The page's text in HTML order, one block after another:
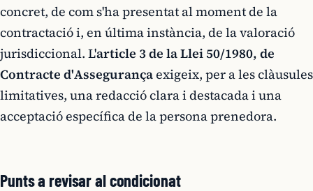
concret, de com s'ha presentat al moment de la
contractació i, en última instància, de la valoració
jurisdiccional. L'article 3 de la Llei 50/1980, de
Contracte d'Assegurançaexigeix, per a les clàusules
limitatives, una redacció clara i destacada i una
acceptació específica de la persona prenedora.
Punts a revisar al condicionat